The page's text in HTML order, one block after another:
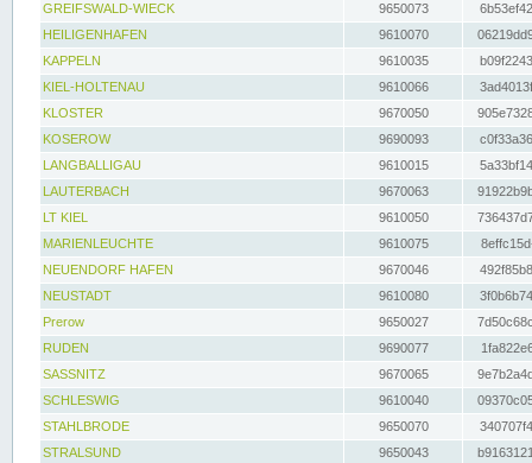
GREIFSWALD-WIECK
9650073
HEILIGENHAFEN
9610070
KAPPELN
9610035
KIEL-HOLTENAU
9610066
KLOSTER
9670050
KOSEROW
9690093
LANGBALLIGAU
9610015
LAUTERBACH
9670063
LT KIEL
9610050
MARIENLEUCHTE
9610075
NEUENDORF HAFEN
9670046
NEUSTADT
9610080
Prerow
9650027
RUDEN
9690077
SASSNITZ
9670065
SCHLESWIG
9610040
STAHLBRODE
9650070
STRALSUND
9650043